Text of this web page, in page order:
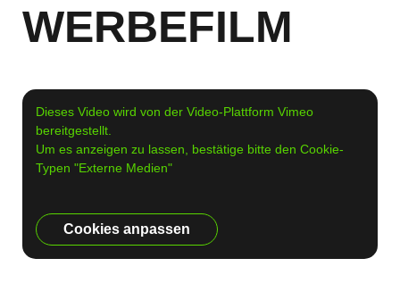
WERBEFILM
Dieses Video wird von der Video-Plattform Vimeo
bereitgestellt.
Um es anzeigen zu lassen, bestätige bitte den Cookie-
Typen "Externe Medien"
Cookies anpassen